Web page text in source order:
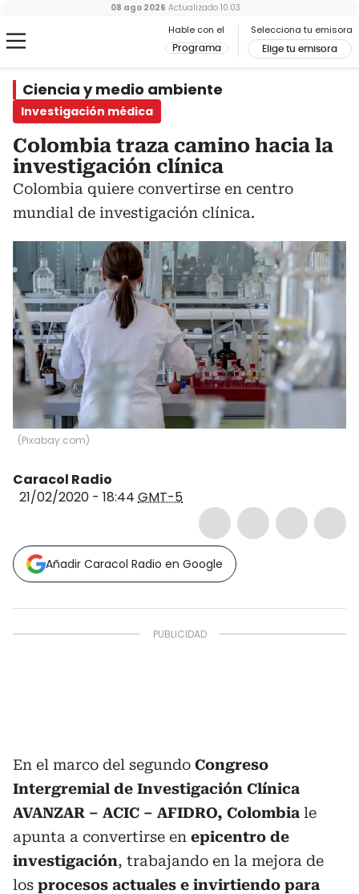
Hable con el
Programa
Selecciona tu emisora
Elige tu emisora
08 ago 2026 Actualizado 10:03
Ciencia y medio ambiente
Investigación médica
Colombia traza camino hacia la
investigación clínica
Colombia quiere convertirse en centro
mundial de investigación clínica.
(Pixabay.com)
Caracol Radio
21/02/2020 - 18:44 GMT-5
Añadir Caracol Radio en Google
En el marco del segundo Congreso
Intergremial de Investigación Clínica
AVANZAR – ACIC – AFIDRO, Colombia le
apunta a convertirse en epicentro de
investigación, trabajando en la mejora de
los procesos actuales e invirtiendo para